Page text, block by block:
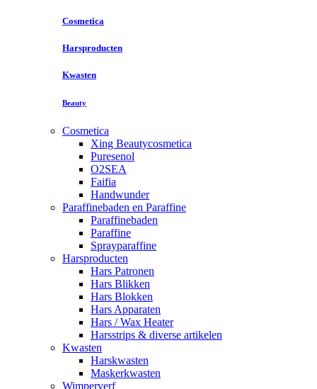
Cosmetica
Harsproducten
Kwasten
Beauty
Cosmetica
Xing Beautycosmetica
Puresenol
O2SEA
Faifia
Handwunder
Paraffinebaden en Paraffine
Paraffinebaden
Paraffine
Sprayparaffine
Harsproducten
Hars Patronen
Hars Blikken
Hars Blokken
Hars Apparaten
Hars / Wax Heater
Harsstrips & diverse artikelen
Kwasten
Harskwasten
Maskerkwasten
Wimperverf